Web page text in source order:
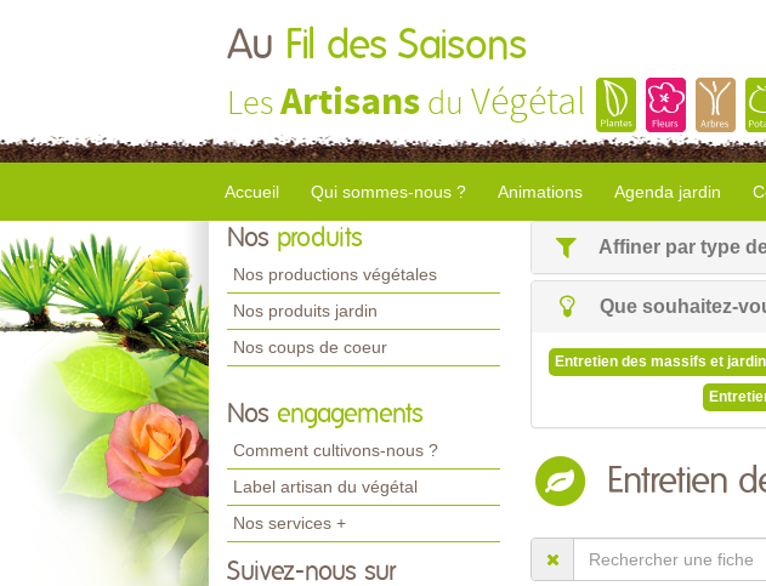
Au Fil des Saisons
LesArtisans du Végétal
Accueil Qui sommes-nous ? Animations Agenda jardin
Nos produits
Nos productions végétales
Nos produits jardin
Nos coups de coeur
Nos engagements
Comment cultivons-nous ?
Label artisan du végétal
Nos services +
Suivez-nous sur
Affiner par type
Que souhaitez-
Entretien des massifs et
Entretien